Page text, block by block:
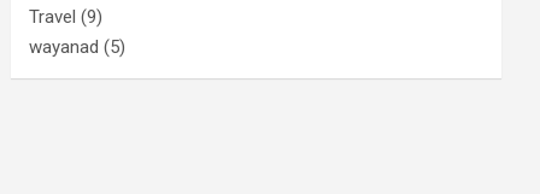
Travel (9)
wayanad (5)